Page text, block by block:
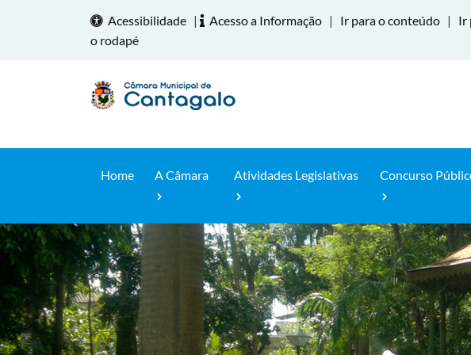
Acessibilidade | Acesso a Informação | Ir para o conteúdo | Ir
o rodapé
Home A Câmara Atividades Legislativas Concurso